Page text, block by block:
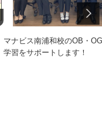
マナビス南浦和校のOB・
学習をサポートします！